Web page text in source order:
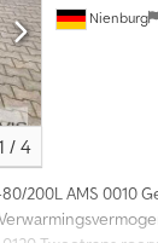
/ 4
Nienburg
80/200L AMS
M
1
4